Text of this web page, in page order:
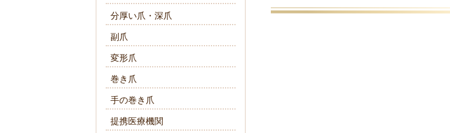
分厚い爪・深爪
副爪
変形爪
巻き爪
手の巻き爪
提携医療機関